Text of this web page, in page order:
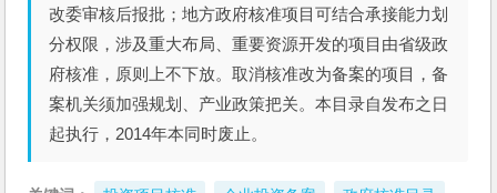
改委审核后报批；地方政府核准项目可结合承接能力划
分权限，涉及重大布局、重要资源开发的项目由省级政
府核准，原则上不下放。取消核准改为备案的项目，备
案机关须加强规划、产业政策把关。本目录自发布之日
起执行，2014年本同时废止。